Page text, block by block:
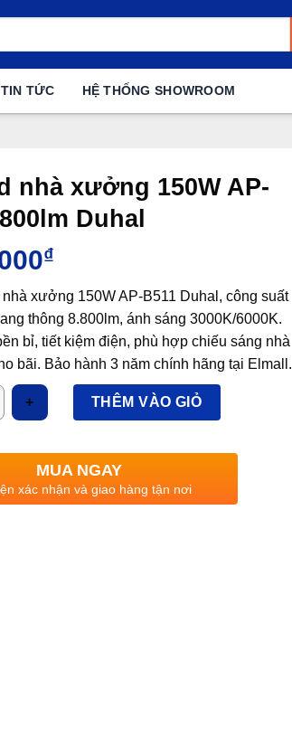
TIN TỨC HỆ THỐNG SHOWROOM
nhà xưởng 150W AP-
Duhal
₫
xưởng 150W AP-B511 Duhal, công suất
thông 8.800lm, ánh sáng 3000K/6000K.
bỉ, tiết kiệm điện, phù hợp chiếu sáng nhà
bãi. Bảo hành 3 năm chính hãng tại Elmall.
THÊM VÀO GIỎ
MUA NGAY
xác nhận và giao hàng tận nơi